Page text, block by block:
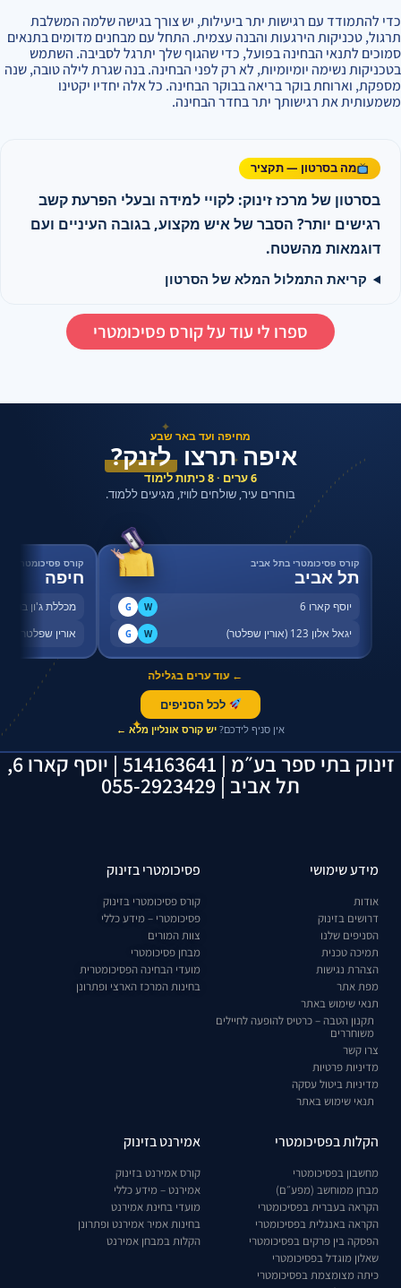
כדי להתמודד עם רגישות יתר ביעילות, יש צורך בגישה שלמה המשלבת
תרגול, טכניקות הירגעות והבנה עצמית. התחל עם מבחנים מדומים בתנאים
סמוכים לתנאי הבחינה בפועל, כדי שהגוף שלך יתרגל לסביבה. השתמש
בטכניקות נשימה יומיומיות, לא רק לפני הבחינה. בנה שגרת לילה טובה, שנה
מספקת, וארוחת בוקר בריאה בבוקר הבחינה. כל אלה יחדיו יקטינו
משמעותית את רגישותך יתר בחדר הבחינה.
מה בסרטון — תקציר
בסרטון של מרכז זינוק: לקויי למידה ובעלי הפרעת קשב
רגישים יותר? הסבר של איש מקצוע, בגובה העיניים ועם
דוגמאות מהשטח.
קריאת התמלול המלא של הסרטון
ספרו לי עוד על קורס פסיכומטרי
✦
✦
✦
מחיפה ועד באר שבע
איפה תרצולזנק?
6 ערים · 8 כיתות לימוד
בוחרים עיר, שולחים לוויז, מגיעים ללמוד.
קורס פסיכומטרי בתל אביב
תל אביב
יוסף קארו 6 W
G
יגאל אלון 123 (אורין שפלטר) W
G
קורס פסיכומטרי
חיפה
מכללת ג'ון
אורין שפלטר,
← עוד ערים בגלילה
לכל הסניפים
אין סניף לידכם? יש קורס אונליין מלא ←
זינוק בתי ספר בע״מ | 514163641 | יוסף קארו 6,
תל אביב | 055-2923429
מידע שימושי
אודות
דרושים בזינוק
הסניפים שלנו
תמיכה טכנית
הצהרת נגישות
מפת אתר
תנאי שימוש באתר
תקנון הטבה – כרטיס להופעה לחיילים
משוחררים
צרו קשר
מדיניות פרטיות
מדיניות ביטול עסקה
תנאי שימוש באתר
פסיכומטרי בזינוק
קורס פסיכומטרי בזינוק
פסיכומטרי – מידע כללי
צוות המורים
מבחן פסיכומטרי
מועדי הבחינה הפסיכומטרית
בחינות המרכז הארצי ופתרונן
הקלות בפסיכומטרי
מחשבון בפסיכומטרי
מבחן ממוחשב (מפע״ם)
הקראה בעברית בפסיכומטרי
הקראה באנגלית בפסיכומטרי
הפסקה בין פרקים בפסיכומטרי
שאלון מוגדל בפסיכומטרי
כיתה מצומצמת בפסיכומטרי
אמירנט בזינוק
קורס אמירנט בזינוק
אמירנט – מידע כללי
מועדי בחינת אמירנט
בחינות אמיר אמירנט ופתרונן
הקלות במבחן אמירנט